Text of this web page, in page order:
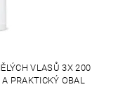
VLASŮ 3X 200
PRAKTICKÝ OBAL